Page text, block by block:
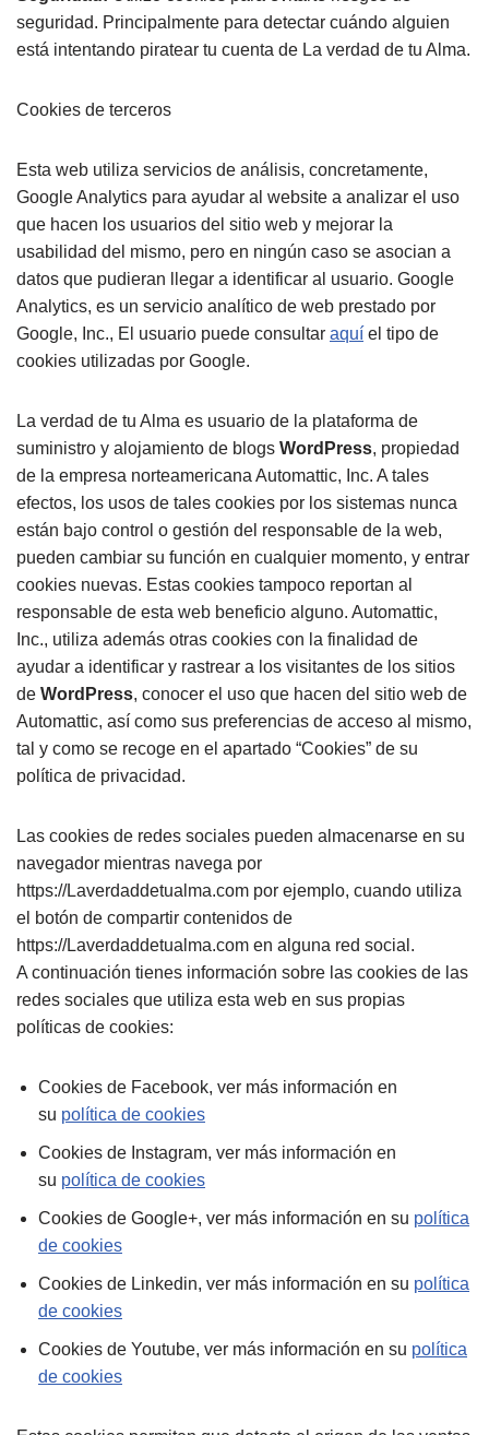
seguridad. Principalmente para detectar cuándo alguien
está intentando piratear tu cuenta de La verdad de tu Alma.
Cookies de terceros
Esta web utiliza servicios de análisis, concretamente,
Google Analytics para ayudar al website a analizar el uso
que hacen los usuarios del sitio web y mejorar la
usabilidad del mismo, pero en ningún caso se asocian a
datos que pudieran llegar a identificar al usuario. Google
Analytics, es un servicio analítico de web prestado por
Google, Inc., El usuario puede consultar aquí el tipo de
cookies utilizadas por Google.
La verdad de tu Alma es usuario de la plataforma de
suministro y alojamiento de blogs WordPress, propiedad
de la empresa norteamericana Automattic, Inc. A tales
efectos, los usos de tales cookies por los sistemas nunca
están bajo control o gestión del responsable de la web,
pueden cambiar su función en cualquier momento, y entrar
cookies nuevas. Estas cookies tampoco reportan al
responsable de esta web beneficio alguno. Automattic,
Inc., utiliza además otras cookies con la finalidad de
ayudar a identificar y rastrear a los visitantes de los sitios
de WordPress, conocer el uso que hacen del sitio web de
Automattic, así como sus preferencias de acceso al mismo,
tal y como se recoge en el apartado “Cookies” de su
política de privacidad.
Las cookies de redes sociales pueden almacenarse en su
navegador mientras navega por
https://Laverdaddetualma.com por ejemplo, cuando utiliza
el botón de compartir contenidos de
https://Laverdaddetualma.com en alguna red social.
A continuación tienes información sobre las cookies de las
redes sociales que utiliza esta web en sus propias
políticas de cookies:
Cookies de Facebook, ver más información en
su política de cookies
Cookies de Instagram, ver más información en
su política de cookies
Cookies de Google+, ver más información en su política
de cookies
Cookies de Linkedin, ver más información en su política
de cookies
Cookies de Youtube, ver más información en su política
de cookies